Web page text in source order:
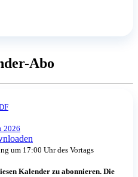
Abo
2026
um 17:00 Uhr des Vortags
Kalender zu abonnieren. Die